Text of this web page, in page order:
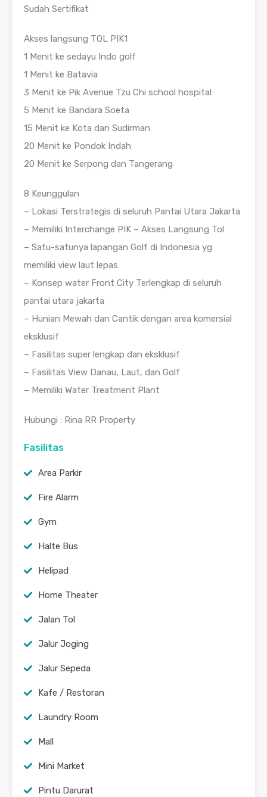
Sudah Sertifikat
Akses langsung TOL PIK1
1 Menit ke sedayu Indo golf
1 Menit ke Batavia
3 Menit ke Pik Avenue Tzu Chi school hospital
5 Menit ke Bandara Soeta
15 Menit ke Kota dan Sudirman
20 Menit ke Pondok Indah
20 Menit ke Serpong dan Tangerang
8 Keunggulan
– Lokasi Terstrategis di seluruh Pantai Utara Jakarta
– Memiliki Interchange PIK – Akses Langsung Tol
– Satu-satunya lapangan Golf di Indonesia yg
memiliki view laut lepas
– Konsep water Front City Terlengkap di seluruh
pantai utara jakarta
– Hunian Mewah dan Cantik dengan area komersial
eksklusif
– Fasilitas super lengkap dan eksklusif
– Fasilitas View Danau, Laut, dan Golf
– Memiliki Water Treatment Plant
Hubungi : Rina RR Property
Fasilitas
Area Parkir
Fire Alarm
Gym
Halte Bus
Helipad
Home Theater
Jalan Tol
Jalur Joging
Jalur Sepeda
Kafe / Restoran
Laundry Room
Mall
Mini Market
Pintu Darurat